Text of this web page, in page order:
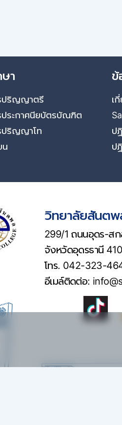
า
ปริญญาตรี
ระกาศนียบัตรบัณฑิต
ปริญญาโท
น
ข้
เ
ป
ป
วิทยาลัยสันต
299/1 ถนนอุดร-สก
จังหวัดอุดรธานี
โทร. 042-323-
อีเมล์ติดต่อ: